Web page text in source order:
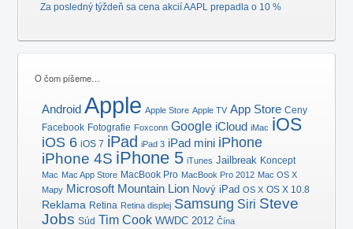
Za posledný týždeň sa cena akcií AAPL prepadla o 10 %
O čom píšeme…
Android Apple Apple Store Apple TV App Store Ceny
Facebook Fotografie Foxconn Google iCloud iMac iOS
iOS 6 iOS 7 iPad iPad 3 iPad mini iPhone
iPhone 4S iPhone 5 iTunes Jailbreak Koncept
Mac Mac App Store MacBook Pro MacBook Pro 2012 Mac OS X
Mapy Microsoft Mountain Lion Nový iPad OS X OS X 10.8
Reklama Retina Retina displej Samsung Siri Steve
Jobs Súd Tim Cook WWDC 2012 Čína